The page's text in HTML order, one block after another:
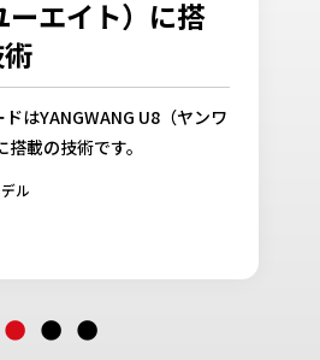
ーエイト）に搭
はYANGWANG U8（ヤンワ
載の技術です。
ル